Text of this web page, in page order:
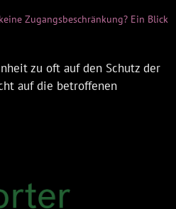
Zugangsbeschränkung? Ein Blick
zu oft auf den Schutz der
auf die betroffenen